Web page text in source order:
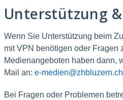
Unterstützung
Wenn Sie Unterstützung beim
mit VPN benötigen oder Fragen
Medienangeboten haben dann,
Mail an: e-medien@zhbluzern.ch
Bei Fragen oder Problemen